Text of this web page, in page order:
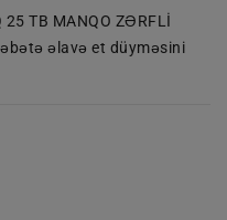
25 TB MANQO ZƏRFLİ
əlavə et düyməsini